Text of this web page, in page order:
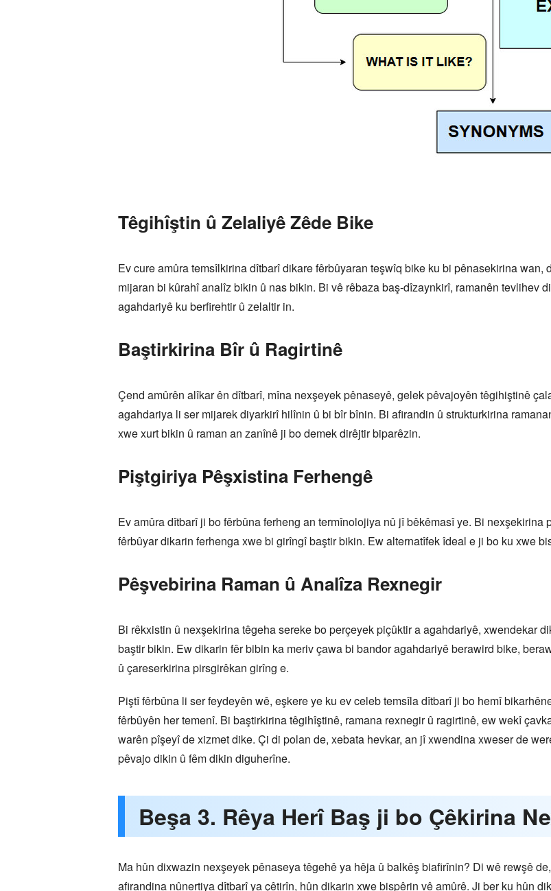
Têgihîştin û Zelaliyê Zêde Bike
Ev cure amûra temsîlkirina dîtbarî dikare fêrbûyaran teşwîq bike ku bi pênasekirina
mijaran bi kûrahî analîz bikin û nas bikin. Bi vê rêbaza baş-dîzaynkirî, ramanên tevlihev
agahdariyê ku berfirehtir û zelaltir in.
Baştirkirina Bîr û Ragirtinê
Çend amûrên alîkar ên dîtbarî, mîna nexşeyek pênaseyê, gelek pêvajoyên têgihiştinê
agahdariya li ser mijarek diyarkirî hilînin û bi bîr bînin. Bi afirandin û strukturkirina
xwe xurt bikin û raman an zanînê ji bo demek dirêjtir biparêzin.
Piştgiriya Pêşxistina Ferhengê
Ev amûra dîtbarî ji bo fêrbûna ferheng an termînolojiya nû jî bêkêmasî ye. Bi
fêrbûyar dikarin ferhenga xwe bi girîngî baştir bikin. Ew alternatîfek îdeal e ji bo ku xwe
Pêşvebirina Raman û Analîza Rexnegir
Bi rêkxistin û nexşekirina têgeha sereke bo perçeyek piçûktir a agahdariyê, xwendekar
baştir bikin. Ew dikarin fêr bibin ka meriv çawa bi bandor agahdariyê berawird bike,
û çareserkirina pirsgirêkan girîng e.
Piştî fêrbûna li ser feydeyên wê, eşkere ye ku ev celeb temsîla dîtbarî ji bo hemî
fêrbûyên her temenî. Bi baştirkirina têgihîştinê, ramana rexnegir û ragirtinê, ew wekî
warên pîşeyî de xizmet dike. Çi di polan de, xebata hevkar, an jî xwendina xweser de
pêvajo dikin û fêm dikin diguherîne.
Beşa 3. Rêya Herî Baş ji bo Çêkirina
Ma hûn dixwazin nexşeyek pênaseya têgehê ya hêja û balkêş biafirînin? Di wê rewşê
afirandina nûnertiya dîtbarî ya çêtirîn, hûn dikarin xwe bispêrin vê amûrê. Ji ber ku hûn